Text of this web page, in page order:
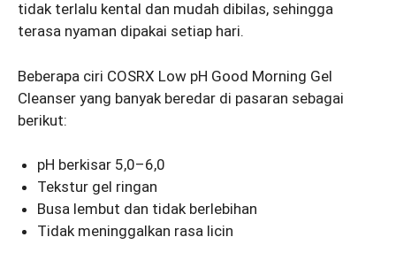
tidak terlalu kental dan mudah dibilas, sehingga
terasa nyaman dipakai setiap hari.
Beberapa ciri COSRX Low pH Good Morning Gel
Cleanser yang banyak beredar di pasaran sebagai
berikut:
pH berkisar 5,0–6,0
Tekstur gel ringan
Busa lembut dan tidak berlebihan
Tidak meninggalkan rasa licin